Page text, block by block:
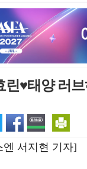
린♥태양 러
엔 서지현 기자]